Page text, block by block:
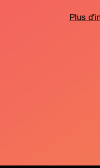
Plus